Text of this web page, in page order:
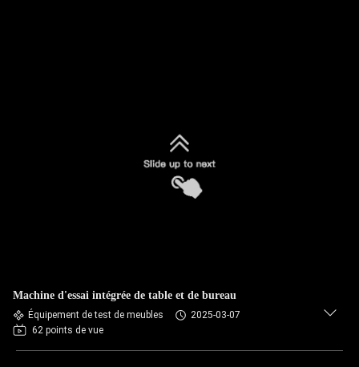
Machine d'essai intégrée de table et de bureau
Équipement de test de meubles
2025-03-07
62 points de vue